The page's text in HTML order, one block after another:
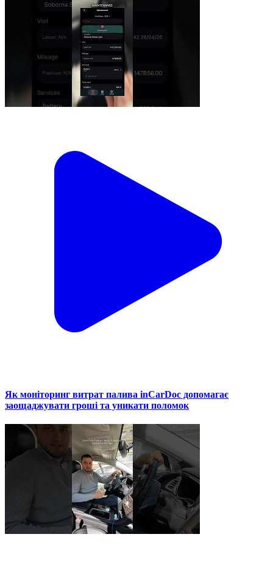
Як моніторинг витрат палива inCarDoc допомагає
заощаджувати гроші та уникати поломок